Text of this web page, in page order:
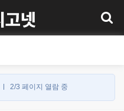
2/3 페이지 열람 중